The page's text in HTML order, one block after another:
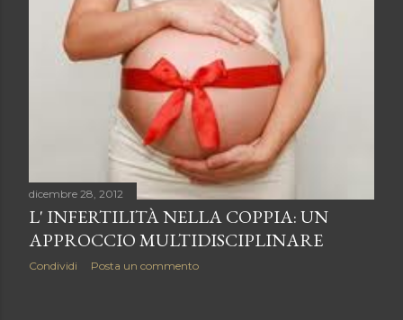
dicembre 28, 2012
L' INFERTILITÀ NELLA COPPIA: UN
APPROCCIO MULTIDISCIPLINARE
Condividi Posta un commento